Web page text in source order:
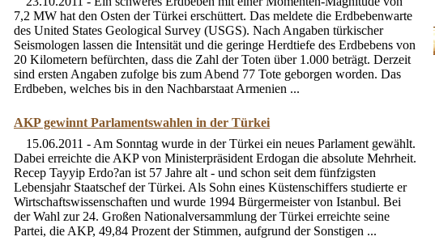
7,2 MW hat den Osten der Türkei erschüttert. Das meldete die Erdbebenwarte
des United States Geological Survey (USGS). Nach Angaben türkischer
Seismologen lassen die Intensität und die geringe Herdtiefe des Erdbebens von
20 Kilometern befürchten, dass die Zahl der Toten über 1.000 beträgt. Derzeit
sind ersten Angaben zufolge bis zum Abend 77 Tote geborgen worden. Das
Erdbeben, welches bis in den Nachbarstaat Armenien ...
AKP gewinnt Parlamentswahlen in der Türkei
15.06.2011 - Am Sonntag wurde in der Türkei ein neues Parlament gewählt.
Dabei erreichte die AKP von Ministerpräsident Erdogan die absolute Mehrheit.
Recep Tayyip Erdo?an ist 57 Jahre alt - und schon seit dem fünfzigsten
Lebensjahr Staatschef der Türkei. Als Sohn eines Küstenschiffers studierte er
Wirtschaftswissenschaften und wurde 1994 Bürgermeister von Istanbul. Bei
der Wahl zur 24. Großen Nationalversammlung der Türkei erreichte seine
Partei, die AKP, 49,84 Prozent der Stimmen, aufgrund der Sonstigen ...